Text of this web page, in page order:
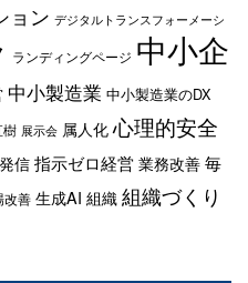
ョン デジタルトランスフォーメーシ
ランディングページ 中小企
中小製造業 中小製造業のDX
樹 展示会 属人化 心理的安全
信 指示ゼロ経営 業務改善 毎
改善 生成AI 組織 組織づくり